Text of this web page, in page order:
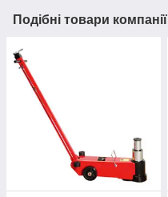
Подібні товари компанії